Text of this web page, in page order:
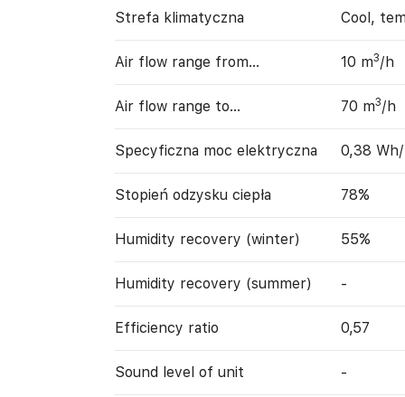
Strefa klimatyczna Cool,
Air flow range from… 10 m3/h
Air flow range to… 70 m3/h
Specyficzna moc elektryczna 0,38
Stopień odzysku ciepła 78%
Humidity recovery (winter) 55%
Humidity recovery (summer) -
Efficiency ratio 0,57
Sound level of unit -